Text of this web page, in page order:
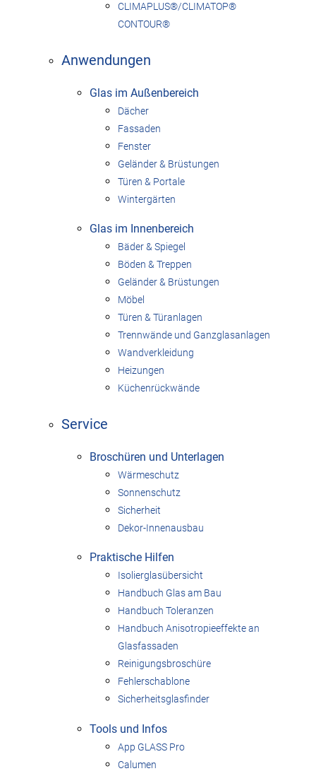
CLIMAPLUS®/CLIMATOP®
CONTOUR®
Anwendungen
Glas im Außenbereich
Dächer
Fassaden
Fenster
Geländer & Brüstungen
Türen & Portale
Wintergärten
Glas im Innenbereich
Bäder & Spiegel
Böden & Treppen
Geländer & Brüstungen
Möbel
Türen & Türanlagen
Trennwände und Ganzglasanlagen
Wandverkleidung
Heizungen
Küchenrückwände
Service
Broschüren und Unterlagen
Wärmeschutz
Sonnenschutz
Sicherheit
Dekor-Innenausbau
Praktische Hilfen
Isolierglasübersicht
Handbuch Glas am Bau
Handbuch Toleranzen
Handbuch Anisotropieeffekte an
Glasfassaden
Reinigungsbroschüre
Fehlerschablone
Sicherheitsglasfinder
Tools und Infos
App GLASS Pro
Calumen